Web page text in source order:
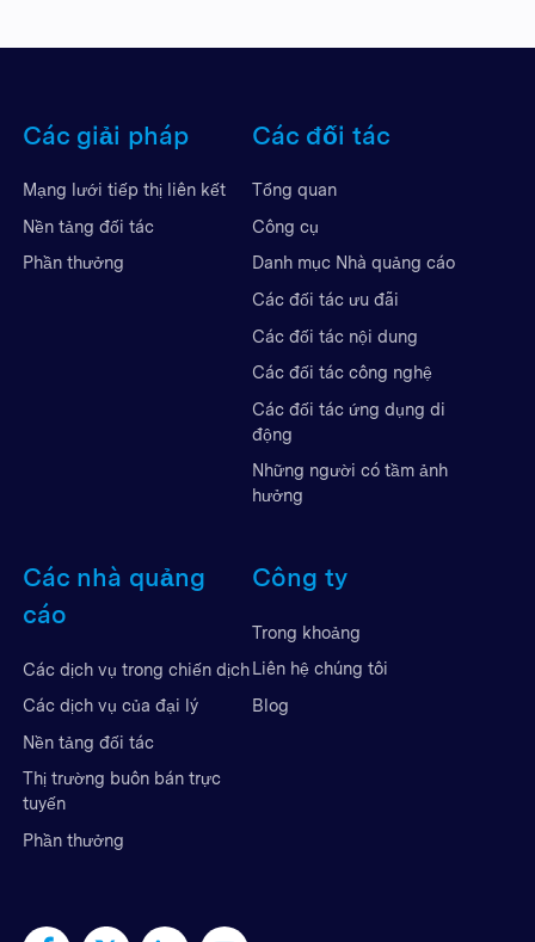
Các giải pháp
Mạng lưới tiếp thị liên kết
Nền tảng đối tác
Phần thưởng
Các đối tác
Tổng quan
Công cụ
Danh mục Nhà quảng cáo
Các đối tác ưu đãi
Các đối tác nội dung
Các đối tác công nghệ
Các đối tác ứng dụng di
động
Những người có tầm ảnh
hưởng
Các nhà quảng
cáo
Các dịch vụ trong chiến dịch
Các dịch vụ của đại lý
Nền tảng đối tác
Thị trường buôn bán trực
tuyến
Phần thưởng
Công ty
Trong khoảng
Liên hệ chúng tôi
Blog